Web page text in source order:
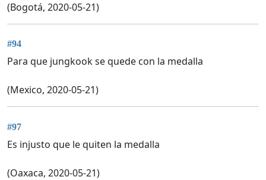
(Bogotá, 2020-05-21)
#94
Para que jungkook se quede con la medalla
(Mexico, 2020-05-21)
#97
Es injusto que le quiten la medalla
(Oaxaca, 2020-05-21)